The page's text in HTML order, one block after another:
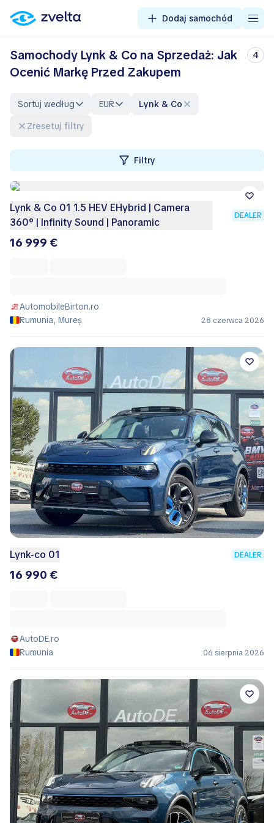
Dodaj samochód
Samochody Lynk & Co na Sprzedaż: Jak
Ocenić Markę Przed Zakupem
4
Sortuj według EUR
Lynk & Co
Zresetuj filtry
Filtry
Lynk & Co 01 1.5 HEV EHybrid | Camera
360° | Infinity Sound | Panoramic
DEALER
16 999 €
AutomobileBirton.ro
Rumunia, Mureș
28 czerwca 2026
Lynk-co 01 DEALER
16 990 €
AutoDE.ro
Rumunia
06 sierpnia 2026